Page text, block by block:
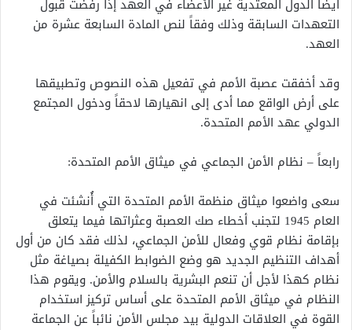
أيضاً الدول المعتدية غير الأعضاء في العهد إذا رفضت قبول
التعهدات السابقة وذلك وفقاً لنص المادة السابعة عشرة من
العهد.
وقد أخفقت عصبة الأمم في تفعيل هذه النصوص وتطبيقها
على أرض الواقع مما أدى إلى انهيارها لاحقاً ودخول المجتمع
الدولي عهد الأمم المتحدة.
رابعاً – نظام الأمن الجماعي في ميثاق الأمم المتحدة:
سعى واضعوا ميثاق منظمة الأمم المتحدة التي أُنشئت في
العام 1945 لتجنب أخطاء صك العصبة وعثراتها فيما يتعلق
بإقامة نظام قوي وفعال للأمن الجماعي، لذلك فقد كان من أول
أهداف التنظيم الجديد هو وضع الضوابط الكفيلة بصياغة مثل
نظام كهذا لأجل أن تنعم البشرية بالسلام والأمن. ويقوم هذا
النظام في ميثاق الأمم المتحدة على أساس تركيز استخدام
القوة في العلاقات الدولية بيد مجلس الأمن نائباً عن الجماعة